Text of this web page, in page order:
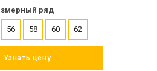
ряд
56 58 60 62
Узнать цену